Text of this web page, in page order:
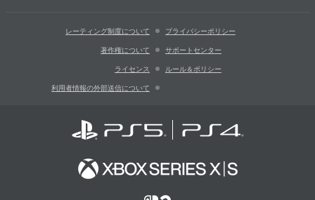
レーティング制度について プライバシーポリシー
著作権について サポートセンター
ライセンス ルール＆ポリシー
利用者情報の外部送信について